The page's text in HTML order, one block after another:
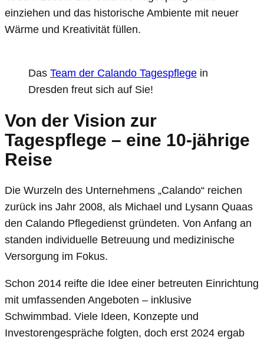
einziehen und das historische Ambiente mit neuer
Wärme und Kreativität füllen.
Das Team der Calando Tagespflege in
Dresden freut sich auf Sie!
Von der Vision zur
Tagespflege – eine 10-jährige
Reise
Die Wurzeln des Unternehmens „Calando“ reichen
zurück ins Jahr 2008, als Michael und Lysann Quaas
den Calando Pflegedienst gründeten. Von Anfang an
standen individuelle Betreuung und medizinische
Versorgung im Fokus.
Schon 2014 reifte die Idee einer betreuten Einrichtung
mit umfassenden Angeboten – inklusive
Schwimmbad. Viele Ideen, Konzepte und
Investorengespräche folgten, doch erst 2024 ergab